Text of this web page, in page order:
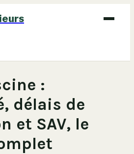
:
délais de
et SAV, le